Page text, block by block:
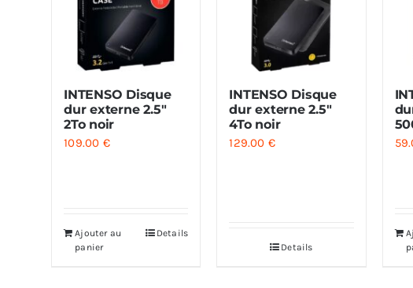
INTENSO Disque
dur externe 2.5″
2To noir
109.00 €
Ajouter au
panier
Details
INTENSO Disque
dur externe 2.5″
4To noir
129.00 €
Details